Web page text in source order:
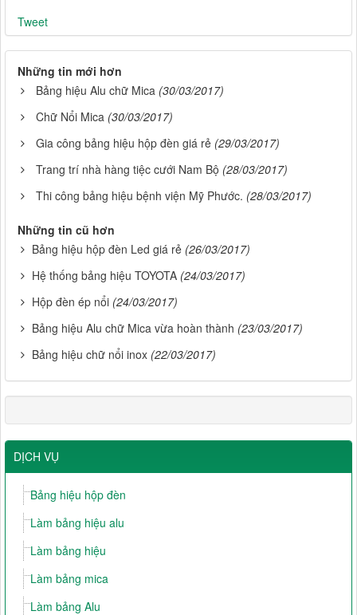
Tweet
Những tin mới hơn
Bảng hiệu Alu chữ Mica (30/03/2017)
Chữ Nổi Mica (30/03/2017)
Gia công bảng hiệu hộp đèn giá rẻ (29/03/2017)
Trang trí nhà hàng tiệc cưới Nam Bộ (28/03/2017)
Thi công bảng hiệu bệnh viện Mỹ Phước. (28/03/2017)
Những tin cũ hơn
Bảng hiệu hộp đèn Led giá rẻ (26/03/2017)
Hệ thống bảng hiệu TOYOTA (24/03/2017)
Hộp đèn ép nổi (24/03/2017)
Bảng hiệu Alu chữ Mica vừa hoàn thành (23/03/2017)
Bảng hiệu chữ nổi inox (22/03/2017)
DỊCH VỤ
Bảng hiệu hộp đèn
Làm bảng hiệu alu
Làm bảng hiệu
Làm bảng mica
Làm bảng Alu